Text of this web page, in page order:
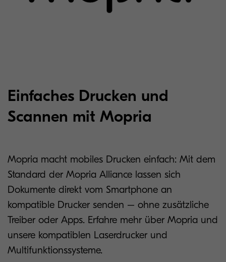
Einfaches Drucken und
Scannen mit Mopria
Mopria macht mobiles Drucken einfach: Mit dem
Standard der Mopria Alliance lassen sich
Dokumente direkt vom Smartphone an
kompatible Drucker senden – ohne zusätzliche
Treiber oder Apps. Erfahre mehr über Mopria und
unsere kompatiblen Laserdrucker und
Multifunktionssysteme.